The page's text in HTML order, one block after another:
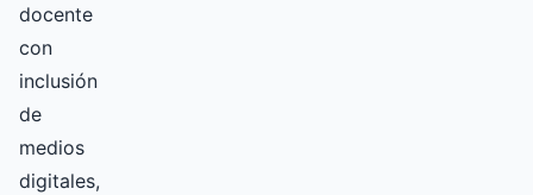
docente
con
inclusión
de
medios
digitales,